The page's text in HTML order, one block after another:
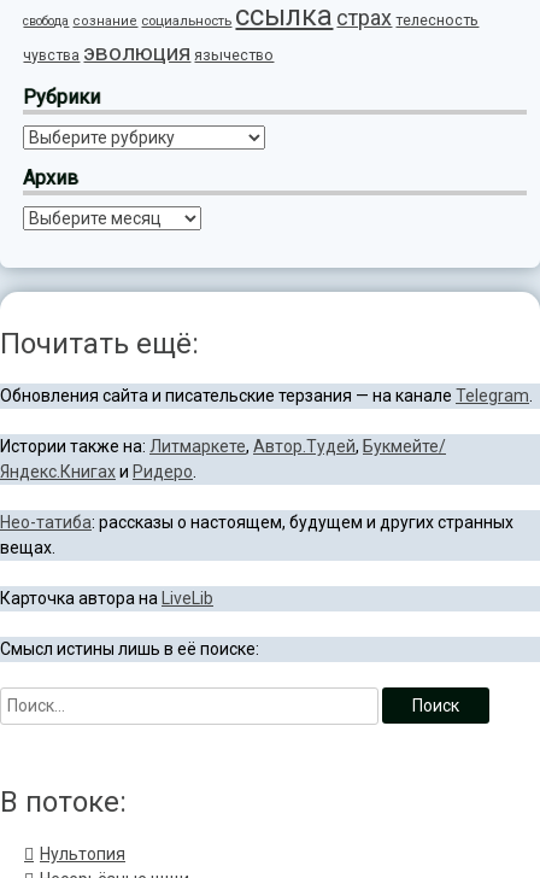
свобода сознание социальность ссылка страх телесность
чувства эволюция язычество
Рубрики
Рубрики
Архив
Архив
Почитать ещё:
Обновления сайта и писательские терзания — на канале Telegram
Истории также на: Литмаркете, Автор.Тудей, Букмейте/
Яндекс.Книгахи Ридеро
Нео-татиба: рассказы о настоящем, будущем и других странных
вещах.
Карточка автора на LiveLib
Смысл истины лишь в её поиске:
В потоке:
Нультопия